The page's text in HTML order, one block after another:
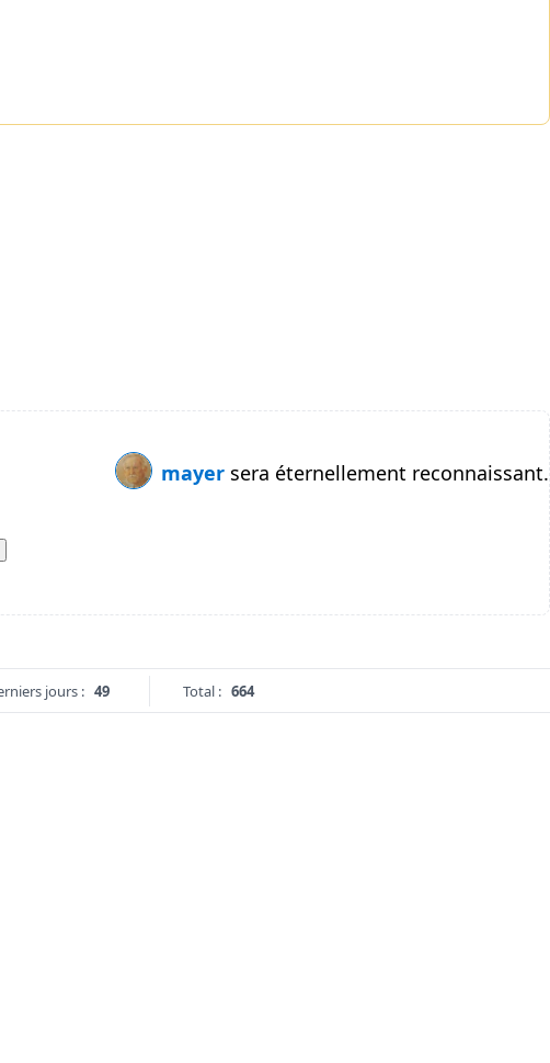
mayer sera éternellement reconnaissant.
jours : 49 Total : 664